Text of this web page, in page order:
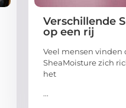
Verschillende
op een rij
Veel mensen
SheaMoisture zich
het
...